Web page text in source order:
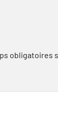
obligatoires